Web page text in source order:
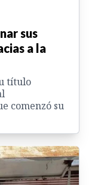
sus
a la
título
comenzó su